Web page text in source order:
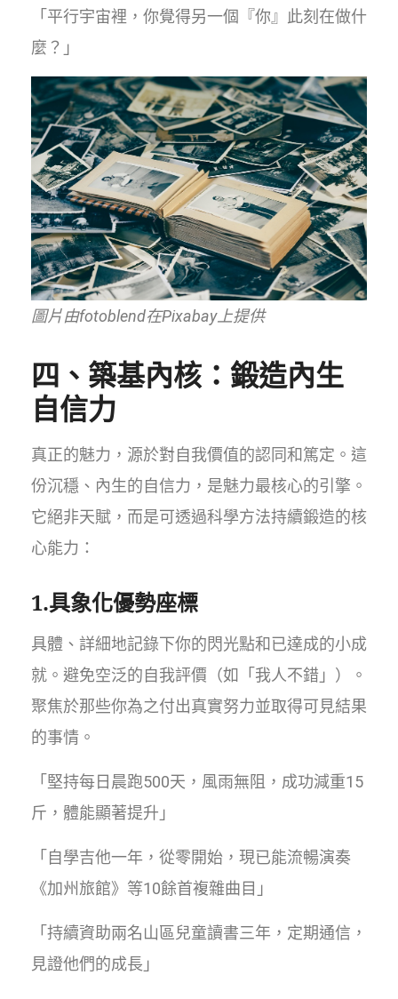
「平行宇宙裡，你覺得另一個『你』此刻在做什
麼？」
圖片由fotoblend在Pixabay上提供
四、築基內核：鍛造內生
自信力
真正的魅力，源於對自我價值的認同和篤定。這
份沉穩、內生的自信力，是魅力最核心的引擎。
它絕非天賦，而是可透過科學方法持續鍛造的核
心能力：
1.具象化優勢座標
具體、詳細地記錄下你的閃光點和已達成的小成
就。避免空泛的自我評價（如「我人不錯」）。
聚焦於那些你為之付出真實努力並取得可見結果
的事情。
「堅持每日晨跑500天，風雨無阻，成功減重15
斤，體能顯著提升」
「自學吉他一年，從零開始，現已能流暢演奏
《加州旅館》等10餘首複雜曲目」
「持續資助兩名山區兒童讀書三年，定期通信，
見證他們的成長」